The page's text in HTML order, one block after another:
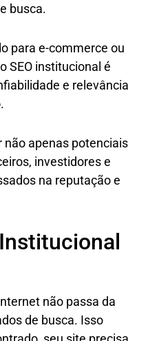
busca.
para e-commerce ou
SEO institucional é
e relevância
não apenas potenciais
investidores e
na reputação e
não passa da
de busca. Isso